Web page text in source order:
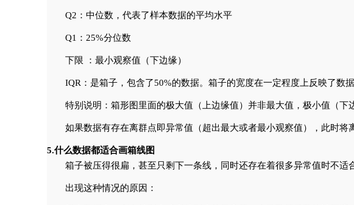
Q2：中位数，代表了样本数据的平均水平
Q1：25%分位数
下限 ：最小观察值（下边缘）
IQR：是箱子，包含了50%的数据。箱子的宽度在一定程度上反映了数据
特别说明：箱形图里面的极大值（上边缘值）并非最大值，极小值（下
如果数据有存在离群点即异常值（超出最大或者最小观察值），此时将
5.什么数据都适合画箱线图
箱子被压得很扁，甚至只剩下一条线，同时还存在着很多异常值时不适
出现这种情况的原因：